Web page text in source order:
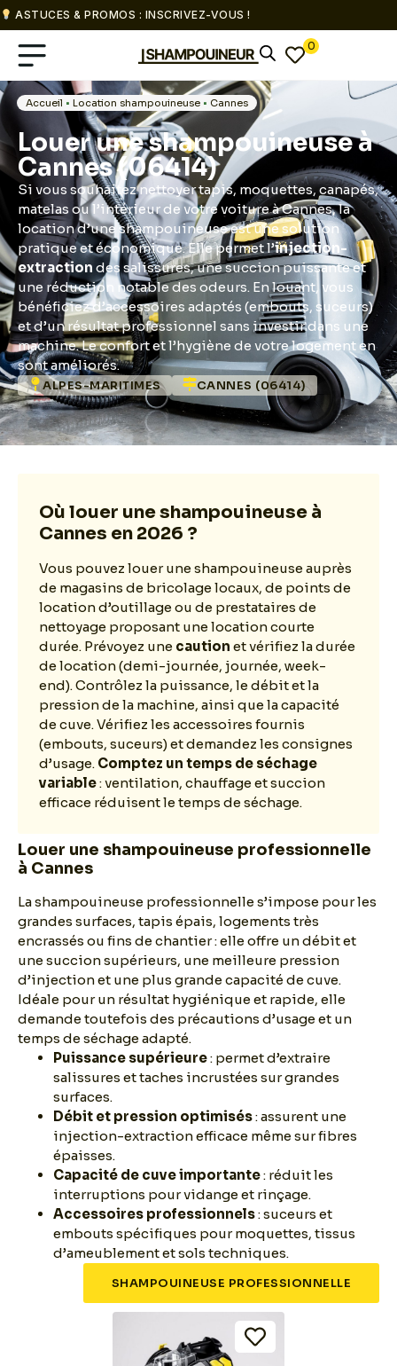
ASTUCES & PROMOS : INSCRIVEZ-VOUS !
0
Accueil • Location shampouineuse • Cannes
Louer une shampouineuse à
Cannes (06414)
Si vous souhaitez nettoyer tapis, moquettes, canapés,
matelas ou l’intérieur de votre voiture à Cannes, la
location d’une shampouineuse est une solution
pratique et économique. Elle permet l’injection-
extraction des salissures, une succion puissante et
une réduction notable des odeurs. En louant, vous
bénéficiez d’accessoires adaptés (embouts, suceurs)
et d’un résultat professionnel sans investir dans une
machine. Le confort et l’hygiène de votre logement en
sont améliorés.
ALPES-MARITIMES CANNES (06414)
Où louer une shampouineuse à
Cannes en 2026 ?
Vous pouvez louer une shampouineuse auprès
de magasins de bricolage locaux, de points de
location d’outillage ou de prestataires de
nettoyage proposant une location courte
durée. Prévoyez une caution et vérifiez la durée
de location (demi-journée, journée, week-
end). Contrôlez la puissance, le débit et la
pression de la machine, ainsi que la capacité
de cuve. Vérifiez les accessoires fournis
(embouts, suceurs) et demandez les consignes
d’usage. Comptez un temps de séchage
variable: ventilation, chauffage et succion
efficace réduisent le temps de séchage.
Louer une shampouineuse professionnelle
à Cannes
La shampouineuse professionnelle s’impose pour les
grandes surfaces, tapis épais, logements très
encrassés ou fins de chantier : elle offre un débit et
une succion supérieurs, une meilleure pression
d’injection et une plus grande capacité de cuve.
Idéale pour un résultat hygiénique et rapide, elle
demande toutefois des précautions d’usage et un
temps de séchage adapté.
Puissance supérieure: permet d’extraire
salissures et taches incrustées sur grandes
surfaces.
Débit et pression optimisés: assurent une
injection-extraction efficace même sur fibres
épaisses.
Capacité de cuve importante: réduit les
interruptions pour vidange et rinçage.
Accessoires professionnels: suceurs et
embouts spécifiques pour moquettes, tissus
d’ameublement et sols techniques.
SHAMPOUINEUSE PROFESSIONNELLE